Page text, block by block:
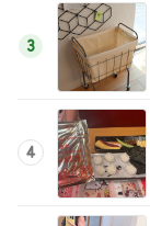
3
4